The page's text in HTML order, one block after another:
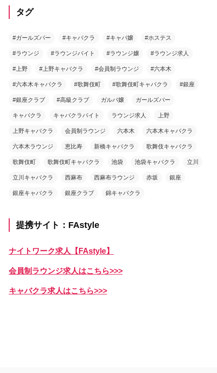
タグ
#ガールズバー #キャバクラ #キャバ嬢 #ホステス
#ラウンジ #ラウンジバイト #ラウンジ嬢 #ラウンジ求人
#上野 #上野キャバクラ #会員制ラウンジ #六本木
#六本木キャバクラ #歌舞伎町 #歌舞伎町キャバクラ #銀座
#銀座クラブ #高級クラブ ガルバ嬢 ガールズバー
キャバクラ キャバクラバイト ラウンジ求人 上野
上野キャバクラ 会員制ラウンジ 六本木 六本木キャバクラ
六本木ラウンジ 恵比寿 新橋キャバクラ 歌舞伎キャバクラ
歌舞伎町 歌舞伎町キャバクラ 池袋 池袋キャバクラ 立川
立川キャバクラ 西麻布 西麻布ラウンジ 赤坂 銀座
銀座キャバクラ 銀座クラブ 錦キャバクラ
提携サイト：FAstyle
ナイトワーク求人【FAstyle】
会員制ラウンジ求人はこちら>>>
キャバクラ求人はこちら>>>